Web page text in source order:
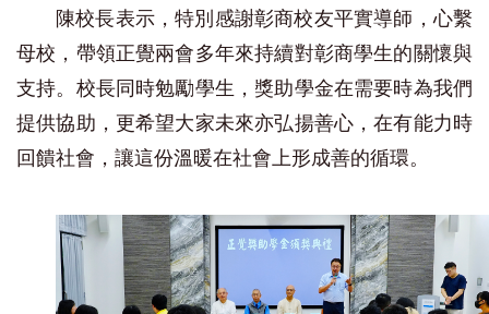
陳校長表示，特別感謝彰商校友平實導師，心繫
母校，帶領正覺兩會多年來持續對彰商學生的關懷與
支持。校長同時勉勵學生，獎助學金在需要時為我們
提供協助，更希望大家未來亦弘揚善心，在有能力時
回饋社會，讓這份溫暖在社會上形成善的循環。